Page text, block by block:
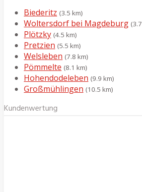
Biederitz (3.5 km)
Woltersdorf bei Magdeburg
Plötzky (4.5 km)
Pretzien (5.5 km)
Welsleben (7.8 km)
Pömmelte (8.1 km)
Hohendodeleben (9.9 km)
Großmühlingen (10.5 km)
Kundenwertung